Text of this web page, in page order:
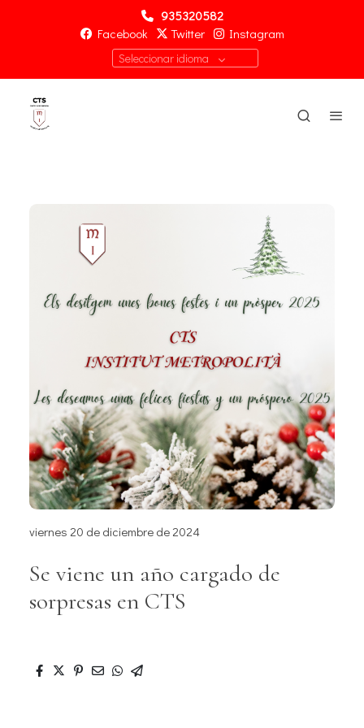
935320582
Facebook
Twitter Instagram
Seleccionar idioma
viernes 20 de diciembre de 2024
Se viene un año cargado de
sorpresas en CTS